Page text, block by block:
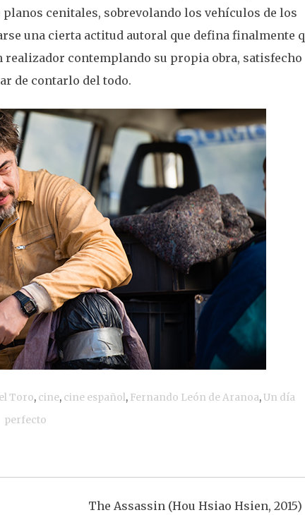
cenitales, sobrevolando los vehículos de los
una cierta actitud autoral que defina finalmente
realizador contemplando su propia obra, satisfecho
de contarlo del todo.
Toro, cine, cine español, Fernando León de Aranoa,Un día
perfecto
The Assassin (Hou Hsiao Hsien, 2015)